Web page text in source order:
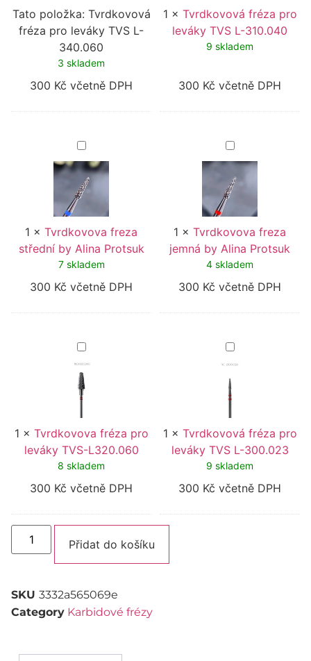
Tato položka: Tvrdkovová
fréza pro leváky TVS L-
340.060
3 skladem
300 Kč včetně DPH
1 × Tvrdkovová fréza pro
leváky TVS L-310.040
9 skladem
300 Kč včetně DPH
Tvrdkovova
freza
střední
by
Alina
Protsuk
1 × Tvrdkovova freza
střední by Alina Protsuk
7 skladem
300 Kč včetně DPH
Tvrdkovova
freza
jemná
by
Alina
Protsuk
1 × Tvrdkovova freza
jemná by Alina Protsuk
4 skladem
300 Kč včetně DPH
Tvrdkovova
fréza
pro
leváky
TVS-
L320.060
1 × Tvrdkovova fréza pro
leváky TVS-L320.060
8 skladem
300 Kč včetně DPH
Tvrdkovová
fréza
pro
leváky
TVS
L-
1 × Tvrdkovová fréza pro
leváky TVS L-300.023
9 skladem
300 Kč včetně DPH
Přidat do košíku
SKU 3332a565069e
Category Karbidové frézy